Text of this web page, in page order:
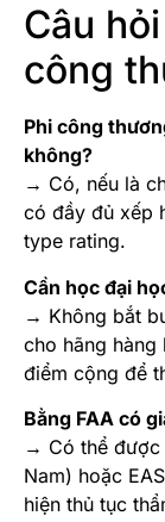
Câu
công
Phi công
không?
→ Có, nếu là
có đầy đủ xếp
type rating.
Cần học đại
→ Không bắt
cho hãng hàng
điểm cộng để
Bằng FAA có
→ Có thể được
Nam) hoặc
hiện thủ tục